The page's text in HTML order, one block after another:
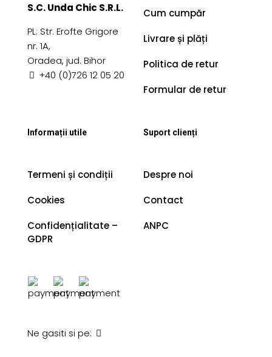
S.C. Unda Chic S.R.L.
PL: Str. Erofte Grigore
nr. 1A,
Oradea, jud. Bihor
+40 (0)726 12 05 20
Cum cumpăr
Livrare și plăți
Politica de retur
Formular de retur
Informații utile
Termeni și condiții
Cookies
Confidențialitate –
GDPR
Suport clienți
Despre noi
Contact
ANPC
Ne gasiti si pe: